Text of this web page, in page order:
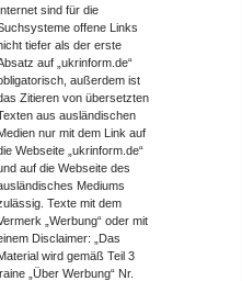
sind für die
offene Links
tiefer als der erste
auf „ukrinform.de“
außerdem ist
Zitieren von übersetzten
aus ausländischen
nur mit dem Link auf
Webseite „ukrinform.de“
auf die Webseite des
Mediums
Texte mit dem
„Werbung“ oder mit
Disclaimer: „Das
wird gemäß Teil 3
„Über Werbung“ Nr.